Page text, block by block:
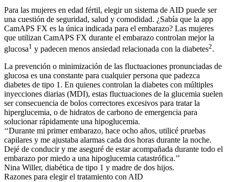
Para las mujeres en edad fértil, elegir un sistema de AID puede ser
una cuestión de seguridad, salud y comodidad. ¿Sabía que la app
CamAPS FX es la única indicada para el embarazo? Las mujeres
que utilizan CamAPS FX durante el embarazo controlan mejor la
glucosa1 y padecen menos ansiedad relacionada con la diabetes2.
La prevención o minimización de las fluctuaciones pronunciadas de
glucosa es una constante para cualquier persona que padezca
diabetes de tipo 1. En quienes controlan la diabetes con múltiples
inyecciones diarias (MDI), estas fluctuaciones de la glucemia suelen
ser consecuencia de bolos correctores excesivos para tratar la
hiperglucemia, o de hidratos de carbono de emergencia para
solucionar rápidamente una hipoglucemia.
‘‘Durante mi primer embarazo, hace ocho años, utilicé pruebas
capilares y me ajustaba alarmas cada dos horas durante la noche.
Dejé de conducir y me aseguré de estar acompañada durante todo el
embarazo por miedo a una hipoglucemia catastrófica.’’
Nina Willer, diabética de tipo 1 y madre de dos hijos.
Razones para elegir el tratamiento con AID